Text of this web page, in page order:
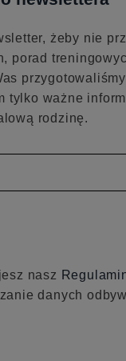
żeby nie
porad
tylko ważne
rodzinę.
nasz
danych